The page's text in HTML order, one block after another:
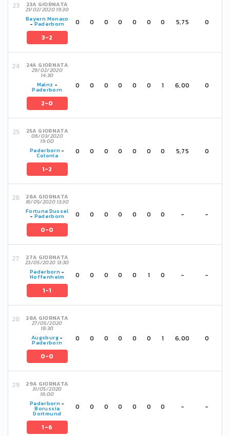
23A GIORNATA
21/02/2020 19:30
Bayern Monaco
-Paderborn
3-2
0 0 0 0 0 0 0 5,75 0
24A GIORNATA
29/02/2020
14:30
Mainz -
Paderborn
2-0
0 0 0 0 0 0 1 6,00 0
25A GIORNATA
06/03/2020
19:00
Paderborn -
Colonia
1-2
0 0 0 0 0 0 0 5,75 0
26A GIORNATA
16/05/2020 13:30
Fortuna Dussel
- Paderborn
0-0
0 0 0 0 0 0 0 - -
27A GIORNATA
23/05/2020 13:30
Paderborn -
Hoffenheim
1-1
0 0 0 0 0 1 0 - -
28A GIORNATA
27/05/2020
18:30
Augsburg-
Paderborn
0-0
0 0 0 0 0 0 1 6,00 0
29A GIORNATA
31/05/2020
16:00
Paderborn -
Borussia
Dortmund
1-6
0 0 0 0 0 0 0 - -